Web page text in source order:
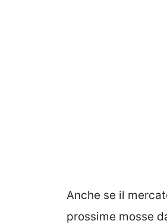
Anche se il
prossime mosse